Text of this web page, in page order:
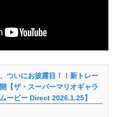
ついにお披露目！！新トレー
【ザ・スーパーマリオギャラ
ービー Direct 2026.1.25】